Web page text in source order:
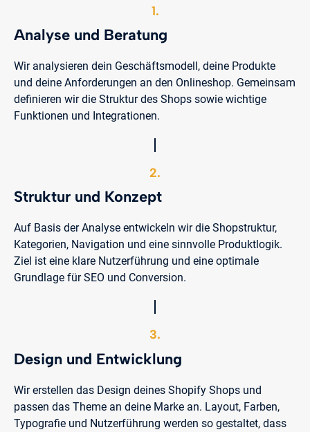
1.
Analyse und Beratung
Wir analysieren dein Geschäftsmodell, deine Produkte
und deine Anforderungen an den Onlineshop. Gemeinsam
definieren wir die Struktur des Shops sowie wichtige
Funktionen und Integrationen.
2.
Struktur und Konzept
Auf Basis der Analyse entwickeln wir die Shopstruktur,
Kategorien, Navigation und eine sinnvolle Produktlogik.
Ziel ist eine klare Nutzerführung und eine optimale
Grundlage für SEO und Conversion.
3.
Design und Entwicklung
Wir erstellen das Design deines Shopify Shops und
passen das Theme an deine Marke an. Layout, Farben,
Typografie und Nutzerführung werden so gestaltet, dass